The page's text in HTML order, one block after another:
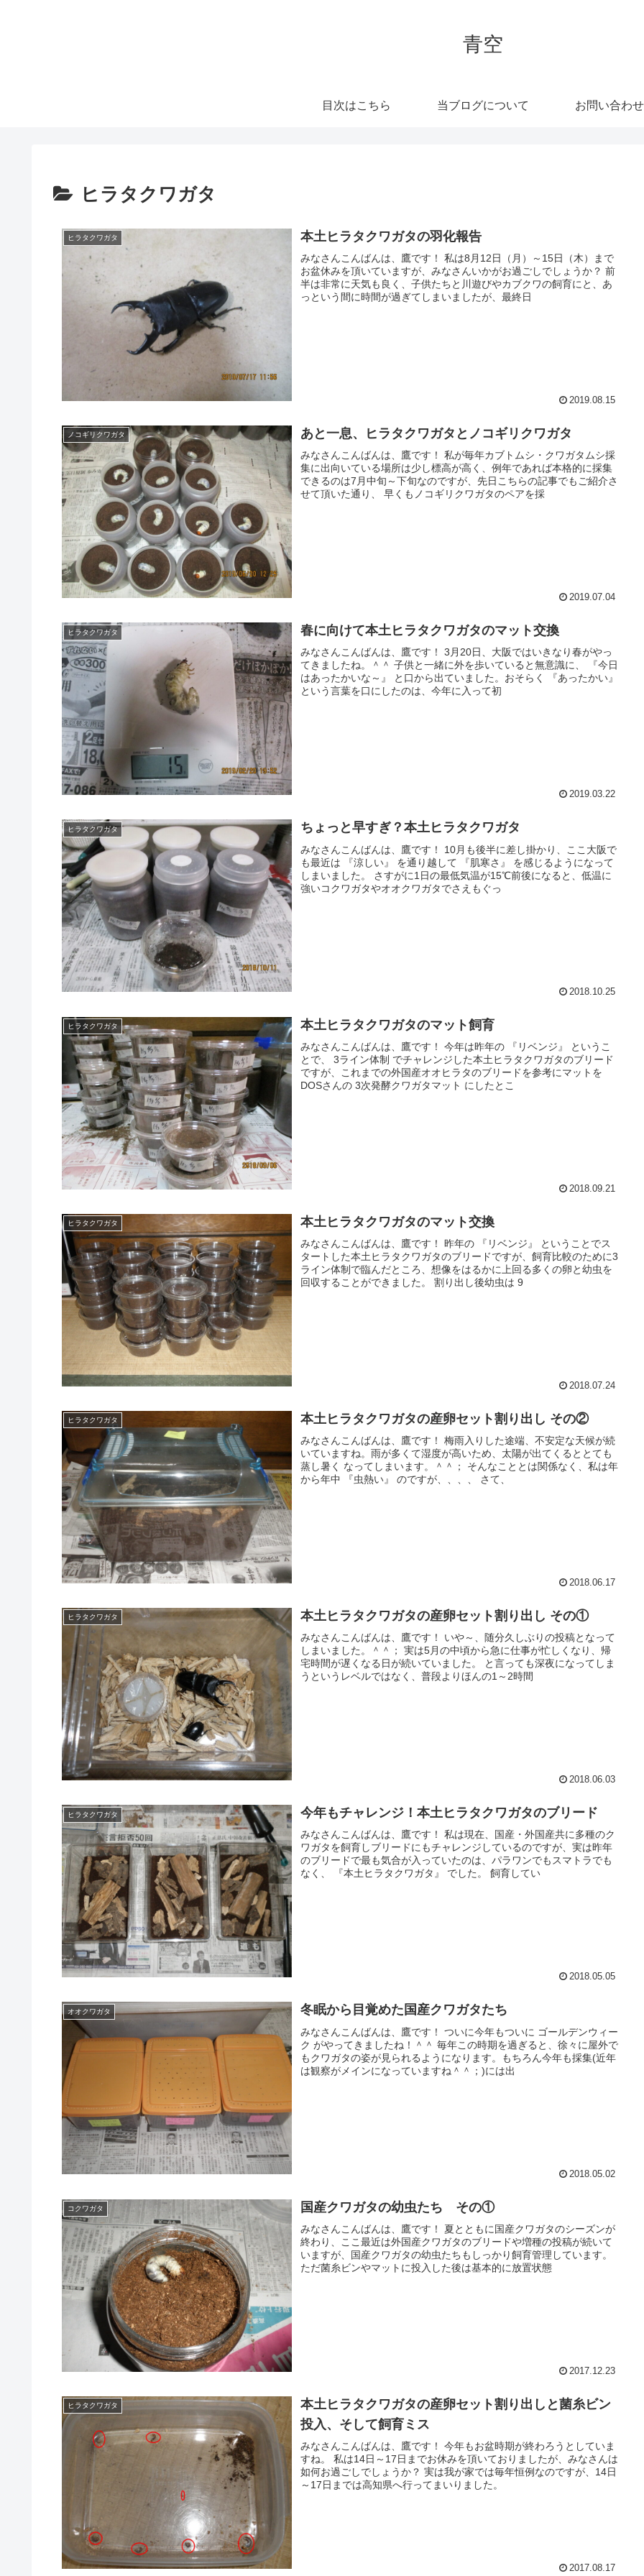
青空
目次はこちら 当ブログについて お問い合わせ
ヒラタクワガタ
ヒラタクワガタ 本土ヒラタクワガタの羽化報告
みなさんこんばんは、鷹です！ 私は8月12日（月）～15日（木）まで
お盆休みを頂いていますが、みなさんいかがお過ごしでしょうか？ 前
半は非常に天気も良く、子供たちと川遊びやカブクワの飼育にと、あ
っという間に時間が過ぎてしまいましたが、最終日
2019.08.15
ノコギリクワガタ あと一息、ヒラタクワガタとノコギリクワガタ
みなさんこんばんは、鷹です！ 私が毎年カブトムシ・クワガタムシ採
集に出向いている場所は少し標高が高く、例年であれば本格的に採集
できるのは7月中旬～下旬なのですが、先日こちらの記事でもご紹介さ
せて頂いた通り、 早くもノコギリクワガタのペアを採
2019.07.04
ヒラタクワガタ 春に向けて本土ヒラタクワガタのマット交換
みなさんこんばんは、鷹です！ 3月20日、大阪ではいきなり春がやっ
てきましたね。＾＾ 子供と一緒に外を歩いていると無意識に、 『今日
はあったかいな～』 と口から出ていました。おそらく 『あったかい』
という言葉を口にしたのは、今年に入って初
2019.03.22
ヒラタクワガタ ちょっと早すぎ？本土ヒラタクワガタ
みなさんこんばんは、鷹です！ 10月も後半に差し掛かり、ここ大阪で
も最近は 『涼しい』 を通り越して 『肌寒さ』 を感じるようになって
しまいました。 さすがに1日の最低気温が15℃前後になると、低温に
強いコクワガタやオオクワガタでさえもぐっ
2018.10.25
ヒラタクワガタ 本土ヒラタクワガタのマット飼育
みなさんこんばんは、鷹です！ 今年は昨年の 『リベンジ』 というこ
とで、 3ライン体制 でチャレンジした本土ヒラタクワガタのブリード
ですが、これまでの外国産オオヒラタのブリードを参考にマットを
DOSさんの 3次発酵クワガタマット にしたとこ
2018.09.21
ヒラタクワガタ 本土ヒラタクワガタのマット交換
みなさんこんばんは、鷹です！ 昨年の 『リベンジ』 ということでス
タートした本土ヒラタクワガタのブリードですが、飼育比較のために3
ライン体制で臨んだところ、想像をはるかに上回る多くの卵と幼虫を
回収することができました。 割り出し後幼虫は 9
2018.07.24
ヒラタクワガタ 本土ヒラタクワガタの産卵セット割り出し その②
みなさんこんばんは、鷹です！ 梅雨入りした途端、不安定な天候が続
いていますね。雨が多くて湿度が高いため、太陽が出てくるととても
蒸し暑く なってしまいます。＾＾； そんなこととは関係なく、私は年
から年中 『虫熱い』 のですが、、、、 さて、
2018.06.17
ヒラタクワガタ 本土ヒラタクワガタの産卵セット割り出し その①
みなさんこんばんは、鷹です！ いや～、随分久しぶりの投稿となって
しまいました。＾＾； 実は5月の中頃から急に仕事が忙しくなり、帰
宅時間が遅くなる日が続いていました。 と言っても深夜になってしま
うというレベルではなく、普段よりほんの1～2時間
2018.06.03
ヒラタクワガタ 今年もチャレンジ！本土ヒラタクワガタのブリード
みなさんこんばんは、鷹です！ 私は現在、国産・外国産共に多種のク
ワガタを飼育しブリードにもチャレンジしているのですが、実は昨年
のブリードで最も気合が入っていたのは、パラワンでもスマトラでも
なく、 『本土ヒラタクワガタ』 でした。 飼育してい
2018.05.05
オオクワガタ 冬眠から目覚めた国産クワガタたち
みなさんこんばんは、鷹です！ ついに今年もついに ゴールデンウィー
ク がやってきましたね！＾＾ 毎年この時期を過ぎると、徐々に屋外で
もクワガタの姿が見られるようになります。もちろん今年も採集(近年
は観察がメインになっていますね＾＾；)には出
2018.05.02
コクワガタ 国産クワガタの幼虫たち その①
みなさんこんばんは、鷹です！ 夏とともに国産クワガタのシーズンが
終わり、ここ最近は外国産クワガタのブリードや増種の投稿が続いて
いますが、国産クワガタの幼虫たちもしっかり飼育管理しています。
ただ菌糸ビンやマットに投入した後は基本的に放置状態
2017.12.23
ヒラタクワガタ
本土ヒラタクワガタの産卵セット割り出しと菌糸ビン
投入、そして飼育ミス
みなさんこんばんは、鷹です！ 今年もお盆時期が終わろうとしていま
すね。 私は14日～17日までお休みを頂いておりましたが、みなさんは
如何お過ごしでしょうか？ 実は我が家では毎年恒例なのですが、14日
～17日までは高知県へ行ってまいりました。
2017.08.17